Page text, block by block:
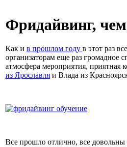
Фридайвинг,
Как и в прошлом году в этот раз
организаторам еще раз громадное
атмосфера мероприятия,
из Ярославля и Влада из
Все прошло отлично, все